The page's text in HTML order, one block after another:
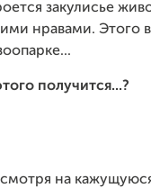
закулисье
нравами. Этого
получится...?
на